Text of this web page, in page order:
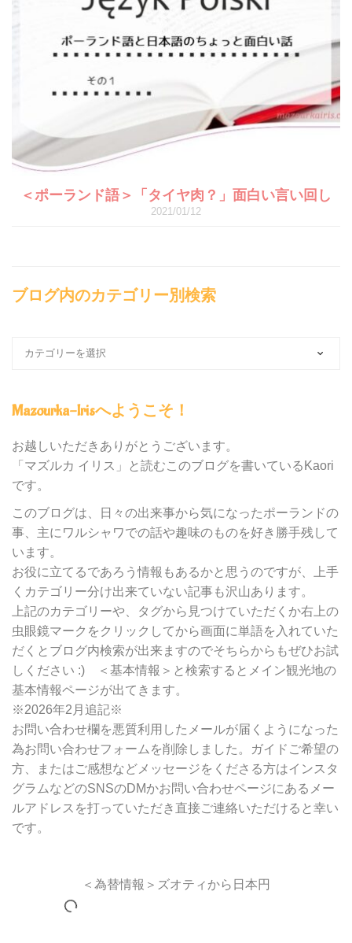
＜ポーランド語＞「タイヤ肉？」面白い言い回し
2021/01/12
ブログ内のカテゴリー別検索
の
テ
ゴ
ー
別
検
索
Mazourka-Irisへようこそ！
お越しいただきありがとうございます。
「マズルカ イリス」と読むこのブログを書いているKaori
です。
このブログは、日々の出来事から気になったポーランドの
事、主にワルシャワでの話や趣味のものを好き勝手残して
います。
お役に立てるであろう情報もあるかと思うのですが、上手
くカテゴリー分け出来ていない記事も沢山あります。
上記のカテゴリーや、タグから見つけていただくか右上の
虫眼鏡マークをクリックしてから画面に単語を入れていた
だくとブログ内検索が出来ますのでそちらからもぜひお試
しください :) ＜基本情報＞と検索するとメイン観光地の
基本情報ページが出てきます。
※2026年2月追記※
お問い合わせ欄を悪質利用したメールが届くようになった
為お問い合わせフォームを削除しました。ガイドご希望の
方、またはご感想などメッセージをくださる方はインスタ
グラムなどのSNSのDMかお問い合わせページにあるメー
ルアドレスを打っていただき直接ご連絡いただけると幸い
です。
＜為替情報＞ズオティから日本円